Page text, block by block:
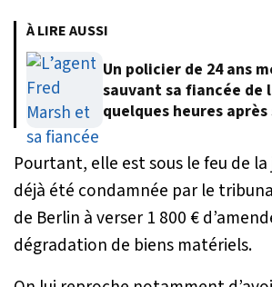
À LIRE AUSSI
Un policier de 24 ans
sauvant sa fiancée de
quelques heures après
Pourtant, elle est sous le feu de la
déjà été condamnée par le
de Berlin à verser 1 800 €
dégradation de biens matériels.